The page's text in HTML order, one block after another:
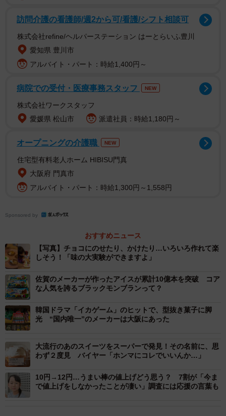
丹生堂本舗は、プリンちゃんチョコや十円玉チョコなど、
馴染みの深い駄菓子を多く生産している企業。駄菓子屋な
を買うワクワク」を楽しめる「駄菓子屋さんごっこ」な
ど、小さい子どもを持つ親世代のSNSで話題を呼ぶなど、
人気を博してきた。
新商品の「駄菓子しょこら」について、「主に2つの楽しみ
方がある」と開発担当の西さん。
1つ目は「作る楽しみ」。「駄菓子しょこら」のボックスの
ジナルのお菓子を生み出すことができる。チャーミングな
デザインの素材ばかりで、組み合わせるのも楽しい。最後
はマンディアン風のお菓子に仕上がる。
訪問介護の看護師/週2から可/看護/シフト相談可
株式会社refine/ヘルパーステーション はーとらいふ豊川
愛知県 豊川市
アルバイト・パート：時給1,400円～
病院での受付・医療事務スタッフ NEW
株式会社ワークスタッフ
愛媛県 松山市
派遣社員：時給1,180円～
オープニングの介護職 NEW
住宅型有料老人ホーム HIBISU門真
大阪府 門真市
アルバイト・パート：時給1,300円～1,558円
Sponsored by
おすすめニュース
【写真】チョコにのせたり、かけたり…いろいろ作れて楽
しそう！「味の大実験ができますよ」
佐賀のメーカーが作ったアイスが累計10億本を突破 コア
な人気を誇るブラックモンブランって？
韓国ドラマ「イカゲーム」のヒットで、型抜き菓子に脚
光 “国内唯一”のメーカーは大阪にあった
大流行のあのスイーツをスーパーで発見！その名前に、思
わず２度見 バイヤー「ホンマにコレでいいんか…」
10円→12円…うまい棒の値上げどう思う？ 7割が「今ま
で値上げをしなかったことが凄い」調査には応援の言葉も